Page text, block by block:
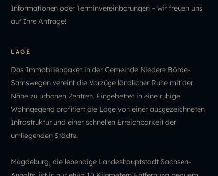
Informationen oder Terminvereinbarungen – wir freuen uns
auf Ihre Anfrage!
LAGE
Das Immobilienpaket in der Gemeinde Niedere Börde-
Samswegen vereint die Vorzüge ländlicher Ruhe mit der
Nähe zu urbanen Zentren. Eingebettet in eine ruhige
Wohngegend profitiert die Lage von einer ausgezeichneten
Infrastruktur und einer schnellen Erreichbarkeit der
umliegenden Städte.
Magdeburg, die lebendige Landeshauptstadt Sachsen-